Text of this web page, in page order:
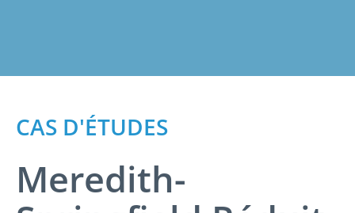
CAS D'ÉTUDES
Meredith-